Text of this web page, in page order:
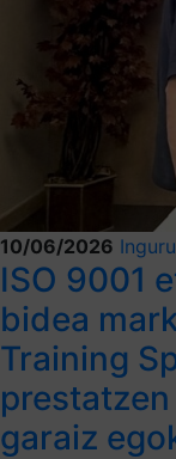
10/06/2026
ISO 9001
bidea
Training
garaiz